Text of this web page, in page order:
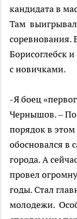
кандидата в
Там
соревнования.
Борисоглебск
с новичками.
-Я боец
Чернышов. –
порядок в
обосновался в
города. А
провел
годы. Стал
молодежи.